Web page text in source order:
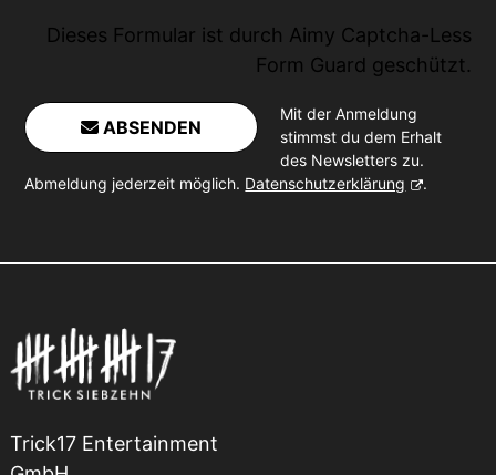
Dieses Formular ist durch Aimy Captcha-Less
Form Guard geschützt.
ABSENDEN
Mit der Anmeldung
stimmst du dem Erhalt
des Newsletters zu.
Abmeldung jederzeit möglich. Datenschutzerklärung .
Trick17 Entertainment